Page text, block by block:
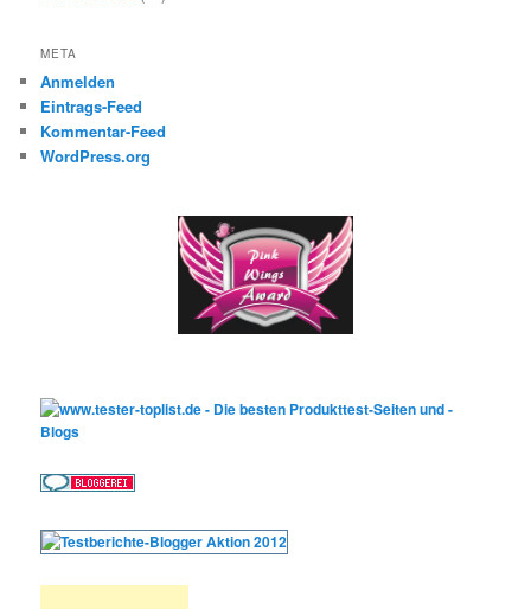
META
Anmelden
Eintrags-Feed
Kommentar-Feed
WordPress.org